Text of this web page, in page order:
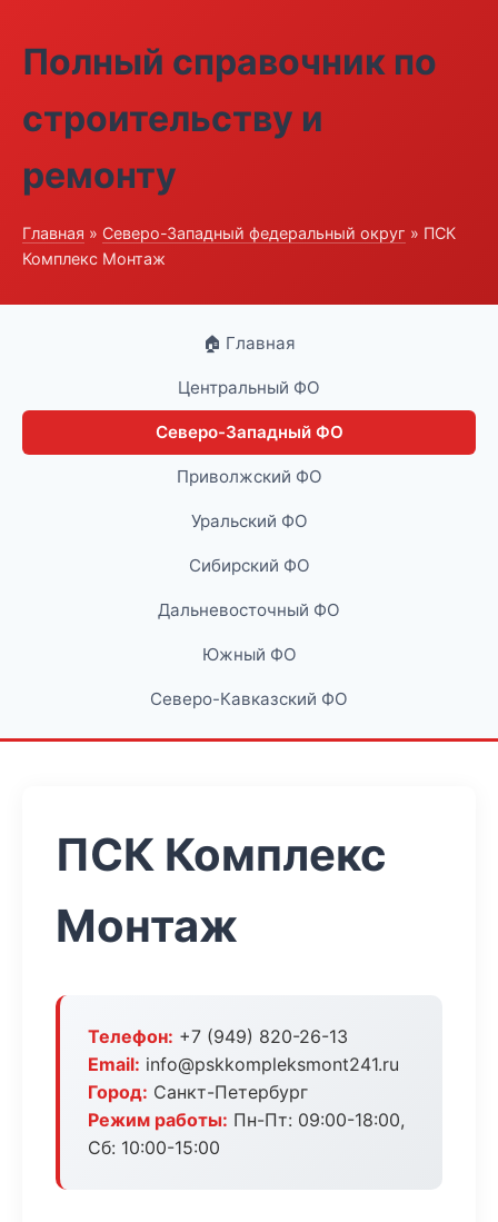
Полный справочник по
строительству и
ремонту
Главная » Северо-Западный федеральный округ » ПСК
Комплекс Монтаж
🏠 Главная
Центральный ФО
Северо-Западный ФО
Приволжский ФО
Уральский ФО
Сибирский ФО
Дальневосточный ФО
Южный ФО
Северо-Кавказский ФО
ПСК Комплекс
Монтаж
Телефон: +7 (949) 820-26-13
Email: info@pskkompleksmont241.ru
Город: Санкт-Петербург
Режим работы: Пн-Пт: 09:00-18:00,
Сб: 10:00-15:00